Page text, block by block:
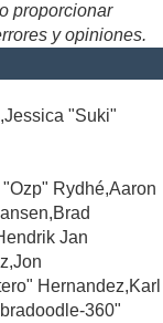
proporcionar
y opiniones.
"Suki"
Rydhé,Aaron
Jan
Hernandez,Karl
360"